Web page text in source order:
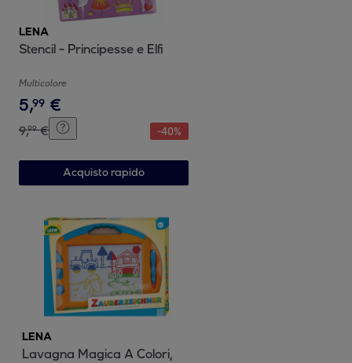
LENA
Stencil - Principesse e Elfi
Multicolore
5,99 €
9,99 € -40%
Acquisto rapido
LENA
Lavagna Magica A Colori,